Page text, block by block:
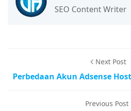
SEO Content Writer
Next Post
Perbedaan Akun Adsense
Previous Post